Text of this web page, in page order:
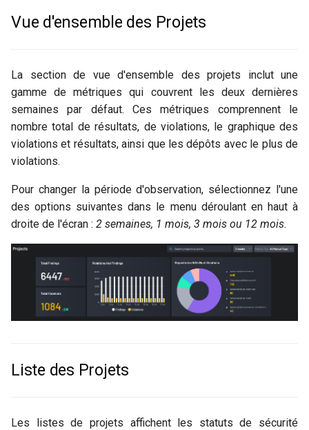
e
l
a
r
e
Jenkins
Vue d'ensemble des Projets
La section de vue d'ensemble des projets inclut une
gamme de métriques qui couvrent les deux dernières
semaines par défaut. Ces métriques comprennent le
nombre total de résultats, de violations, le graphique des
violations et résultats, ainsi que les dépôts avec le plus de
violations.
Pour changer la période d'observation, sélectionnez l'une
des options suivantes dans le menu déroulant en haut à
droite de l'écran : 2 semaines, 1 mois, 3 mois ou 12 mois.
Liste des Projets
Les listes de projets affichent les statuts de sécurité